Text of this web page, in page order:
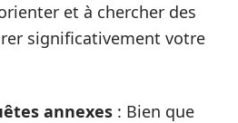
et à chercher des
significativement votre
annexes : Bien que